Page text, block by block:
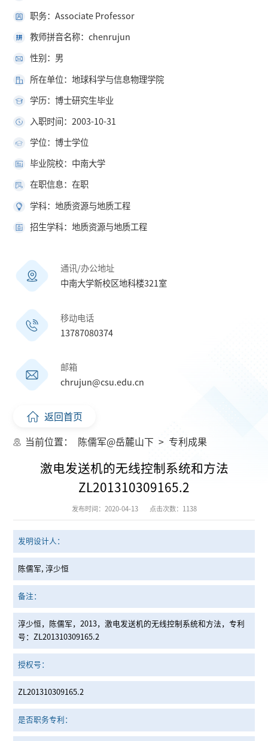
职务：Associate Professor
教师拼音名称：chenrujun
性别：男
所在单位：地球科学与信息物理学院
学历：博士研究生毕业
入职时间：2003-10-31
学位：博士学位
毕业院校：中南大学
在职信息：在职
学科：地质资源与地质工程
招生学科：地质资源与地质工程
通讯/办公地址
中南大学新校区地科楼321室
移动电话
13787080374
邮箱
chrujun@csu.edu.cn
返回首页
当前位置： 陈儒军@岳麓山下 > 专利成果
激电发送机的无线控制系统和方法
ZL201310309165.2
发布时间：2020-04-13 点击次数： 1138
发明设计人：
陈儒军, 淳少恒
备注：
淳少恒，陈儒军，2013，激电发送机的无线控制系统和方法，专利
号：ZL201310309165.2
授权号：
ZL201310309165.2
是否职务专利：